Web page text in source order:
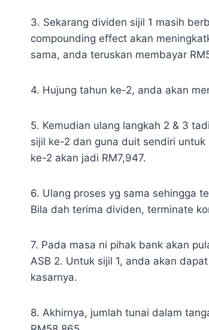
3. Sekarang dividen sijil 1 masih
compounding effect akan
sama, anda teruskan membayar
4. Hujung tahun ke-2, anda akan
5. Kemudian ulang langkah 2 & 3
sijil ke-2 dan guna duit sendiri
ke-2 akan jadi RM7,947.
6. Ulang proses yg sama sehingga
Bila dah terima dividen, terminate
7. Pada masa ni pihak bank akan
ASB 2. Untuk sijil 1, anda akan
kasarnya.
8. Akhirnya, jumlah tunai dalam